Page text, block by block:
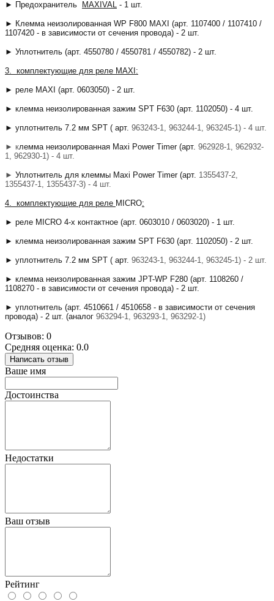
► Предохранитель MAXIVAL - 1 шт.
► Клемма неизолированная WP F800 MAXI (арт. 1107400 / 1107410 /
1107420 - в зависимости от сечения провода) - 2 шт.
► Уплотнитель (арт. 4550780 / 4550781 / 4550782) - 2 шт.
3. комплектующие для реле MAXI:
► реле MAXI (арт. 0603050) - 2 шт.
► клемма неизолированная зажим SPT F630 (арт. 1102050) - 4 шт.
► уплотнитель 7.2 мм SPT ( арт. 963243-1, 963244-1, 963245-1) - 4 шт.
► клемма неизолированная Maxi Power Timer (арт. 962928-1, 962932-
1, 962930-1) - 4 шт.
► Уплотнитель для клеммы Maxi Power Timer (арт. 1355437-2,
1355437-1, 1355437-3) - 4 шт.
4. комплектующие для реле MICRO:
► реле MICRO 4-х контактное (арт. 0603010 / 0603020) - 1 шт.
► клемма неизолированная зажим SPT F630 (арт. 1102050) - 2 шт.
► уплотнитель 7.2 мм SPT ( арт. 963243-1, 963244-1, 963245-1) - 2 шт.
► клемма неизолированная зажим JPT-WP F280 (арт. 1108260 /
1108270 - в зависимости от сечения провода) - 2 шт.
► уплотнитель (арт. 4510661 / 4510658 - в зависимости от сечения
провода) - 2 шт. (аналог 963294-1, 963293-1, 963292-1)
Отзывов: 0
Средняя оценка: 0.0
Написать отзыв
Ваше имя
Достоинства
Недостатки
Ваш отзыв
Рейтинг